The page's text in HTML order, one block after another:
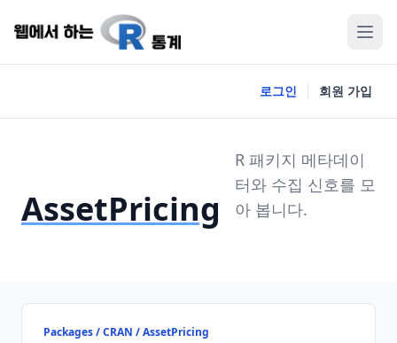
로그인 회원 가입
AssetPricing
R 패키지 메타데이
터와 수집 신호를 모
아 봅니다.
Packages / CRAN / AssetPricing